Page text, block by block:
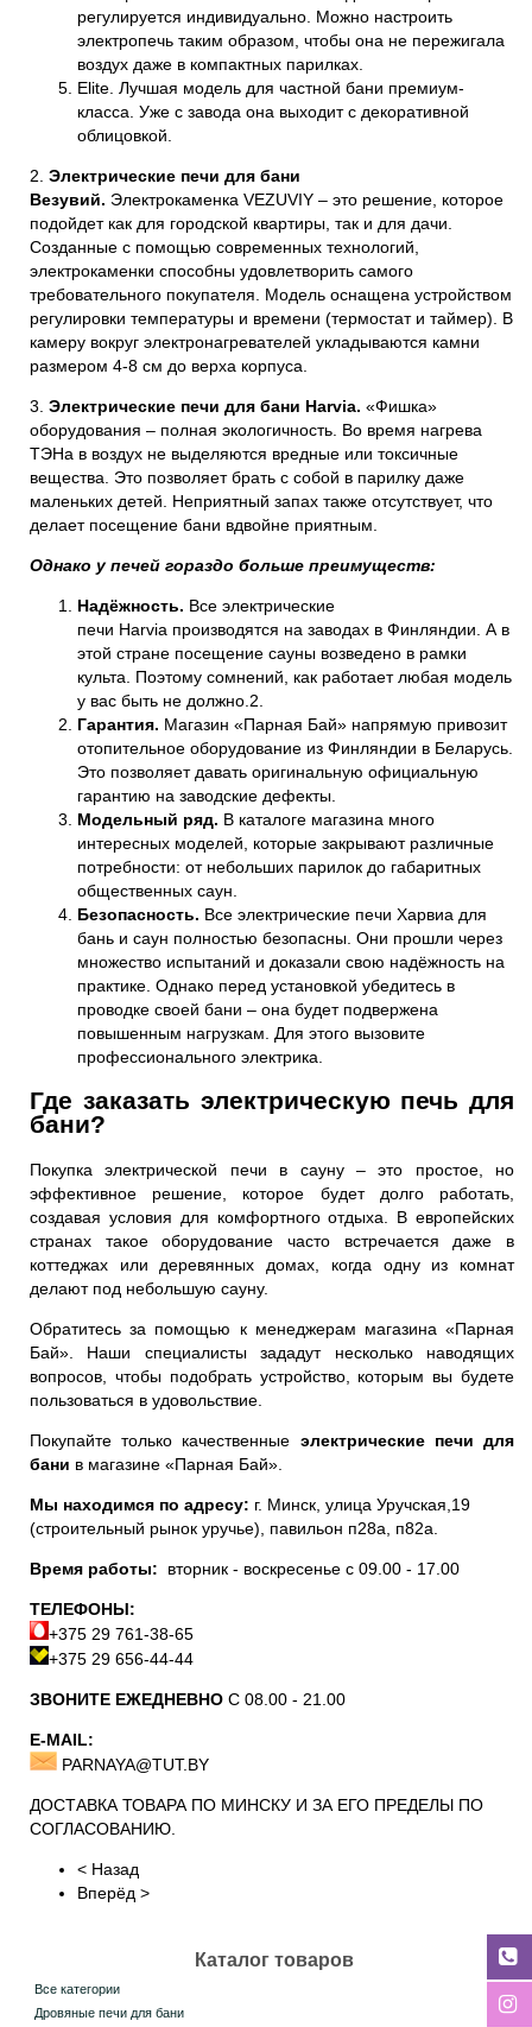
Каталог товаров
Все категории
Дровяные печи для бани
регулируется индивидуально. Можно настроить
электропечь таким образом, чтобы она не пережигала
воздух даже в компактных парилках.
Elite. Лучшая модель для частной бани премиум-
класса. Уже с завода она выходит с декоративной
облицовкой.
2. Электрические печи для бани
Везувий. Электрокаменка VEZUVIY – это решение, которое
подойдет как для городской квартиры, так и для дачи.
Созданные с помощью современных технологий,
электрокаменки способны удовлетворить самого
требовательного покупателя. Модель оснащена устройством
регулировки температуры и времени (термостат и таймер). В
камеру вокруг электронагревателей укладываются камни
размером 4-8 см до верха корпуса.
3. Электрические печи для бани Harvia. «Фишка»
оборудования – полная экологичность. Во время нагрева
ТЭНа в воздух не выделяются вредные или токсичные
вещества. Это позволяет брать с собой в парилку даже
маленьких детей. Неприятный запах также отсутствует, что
делает посещение бани вдвойне приятным.
Однако у печей гораздо больше преимуществ:
Надёжность. Все электрические
печи Harvia производятся на заводах в Финляндии. А в
этой стране посещение сауны возведено в рамки
культа. Поэтому сомнений, как работает любая модель
у вас быть не должно.2.
Гарантия. Магазин «Парная Бай» напрямую привозит
отопительное оборудование из Финляндии в Беларусь.
Это позволяет давать оригинальную официальную
гарантию на заводские дефекты.
Модельный ряд. В каталоге магазина много
интересных моделей, которые закрывают различные
потребности: от небольших парилок до габаритных
общественных саун.
Безопасность. Все электрические печи Харвиа для
бань и саун полностью безопасны. Они прошли через
множество испытаний и доказали свою надёжность на
практике. Однако перед установкой убедитесь в
проводке своей бани – она будет подвержена
повышенным нагрузкам. Для этого вызовите
профессионального электрика.
Где заказать электрическую печь для
бани?
Покупкаэлектрической печи в сауну– это простое, но
эффективное решение, которое будет долго работать,
создавая условия для комфортного отдыха. В европейских
странах такое оборудование часто встречается даже в
коттеджах или деревянных домах, когда одну из комнат
делают под небольшую сауну.
Обратитесь за помощью к менеджерам магазина «Парная
Бай» . Наши специалисты зададут несколько наводящих
вопросов, чтобы подобрать устройство, которым вы будете
пользоваться в удовольствие.
Покупайте только качественные электрические печи для
бани в магазине «Парная Бай»
Мы находимся по адресу: г. Минск, улица Уручская,19
(строительный рынок уручье), павильон п28а, п82а.
Время работы: вторник - воскресенье с 09.00 - 17.00
ТЕЛЕФОНЫ:
+375 29 761-38-65
+375 29 656-44-44
ЗВОНИТЕ ЕЖЕДНЕВНО С 08.00 - 21.00
Е-MAIL:
PARNAYA@TUT.BY
ДОСТАВКА ТОВАРА ПО МИНСКУ И ЗА ЕГО ПРЕДЕЛЫ ПО
СОГЛАСОВАНИЮ.
< Назад
Вперёд >